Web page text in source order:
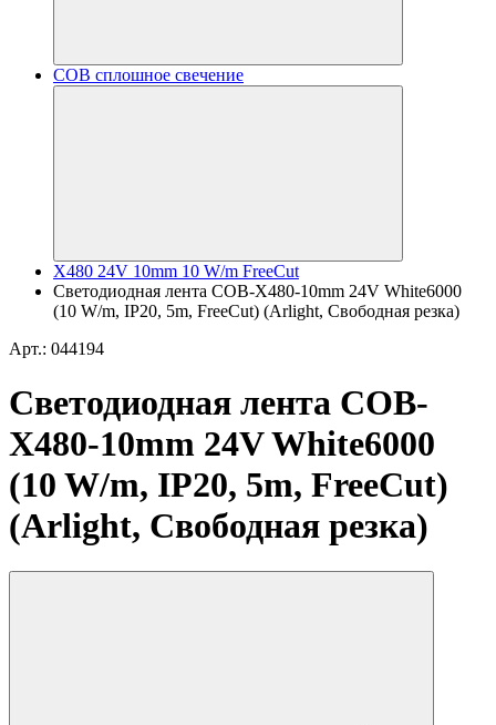
COB сплошное свечение
X480 24V 10mm 10 W/m FreeCut
Светодиодная лента COB-X480-10mm 24V White6000
(10 W/m, IP20, 5m, FreeCut) (Arlight, Свободная резка)
Арт.: 044194
Светодиодная лента COB-
X480-10mm 24V White6000
(10 W/m, IP20, 5m, FreeCut)
(Arlight, Свободная резка)